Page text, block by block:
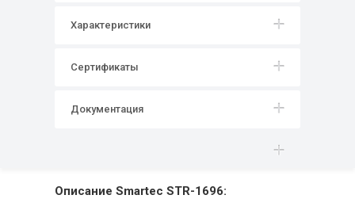
Характеристики
Сертификаты
Документация
Описание Smartec STR-1696: